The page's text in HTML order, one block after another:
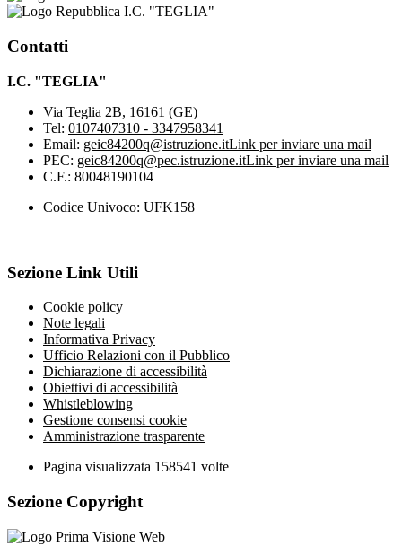
I.C. "TEGLIA"
Contatti
I.C. "TEGLIA"
Via Teglia 2B, 16161 (GE)
Tel: 0107407310 - 3347958341
Email: geic84200q@istruzione.itLink per inviare una mail
PEC: geic84200q@pec.istruzione.itLink per inviare una mail
C.F.: 80048190104
Codice Univoco: UFK158
Sezione Link Utili
Cookie policy
Note legali
Informativa Privacy
Ufficio Relazioni con il Pubblico
Dichiarazione di accessibilità
Obiettivi di accessibilità
Whistleblowing
Gestione consensi cookie
Amministrazione trasparente
Pagina visualizzata 158541 volte
Sezione Copyright